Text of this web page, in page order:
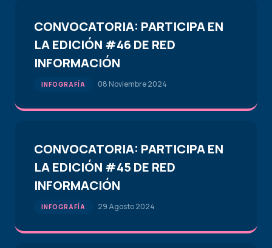
CONVOCATORIA: PARTICIPA EN
LA EDICIÓN #46 DE RED
INFORMACIÓN
INFOGRAFÍA 08 Noviembre 2024
CONVOCATORIA: PARTICIPA EN
LA EDICIÓN #45 DE RED
INFORMACIÓN
INFOGRAFÍA 29 Agosto 2024